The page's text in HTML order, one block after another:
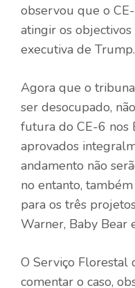
observou que o
atingir os
executiva de Trump.
Agora que o
ser desocupado,
futura do CE-6 nos
aprovados
andamento não
no entanto,
para os três
Warner, Baby Bear
O Serviço Florestal
comentar o caso,